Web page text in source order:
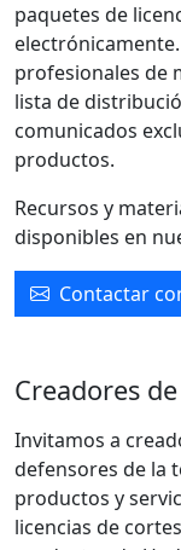
paquetes de
profesionales de
lista de
comunicados
productos.
Recursos y
disponibles en
Contactar
Creadores
Invitamos a
defensores de la
productos y
licencias de